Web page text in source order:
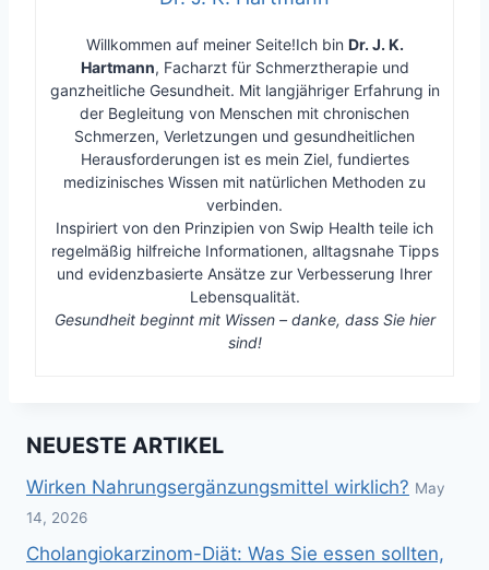
Willkommen auf meiner Seite!Ich bin Dr. J. K.
Hartmann, Facharzt für Schmerztherapie und
ganzheitliche Gesundheit. Mit langjähriger Erfahrung in
der Begleitung von Menschen mit chronischen
Schmerzen, Verletzungen und gesundheitlichen
Herausforderungen ist es mein Ziel, fundiertes
medizinisches Wissen mit natürlichen Methoden zu
verbinden.
Inspiriert von den Prinzipien von Swip Health teile ich
regelmäßig hilfreiche Informationen, alltagsnahe Tipps
und evidenzbasierte Ansätze zur Verbesserung Ihrer
Lebensqualität.
Gesundheit beginnt mit Wissen – danke, dass Sie hier
sind!
NEUESTE ARTIKEL
Wirken Nahrungsergänzungsmittel wirklich? May
14, 2026
Cholangiokarzinom-Diät: Was Sie essen sollten,